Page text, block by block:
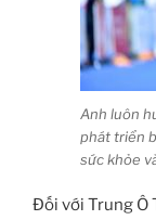
Anh luôn
phát triển
sức khỏe
Đối với Trung Ô